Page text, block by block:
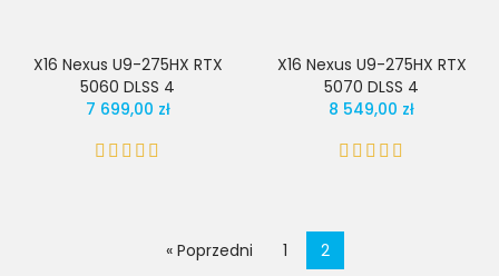
X16 Nexus U9-275HX RTX
5060 DLSS 4
7 699,00 zł
X16 Nexus U9-275HX RTX
5070 DLSS 4
8 549,00 zł
« Poprzedni 1 2